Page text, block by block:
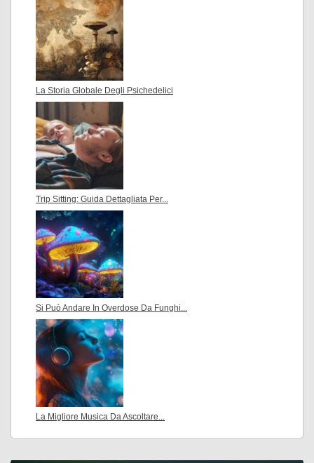
La Storia Globale Degli Psichedelici
Trip Sitting: Guida Dettagliata Per...
Si Può Andare In Overdose Da Funghi...
La Migliore Musica Da Ascoltare...